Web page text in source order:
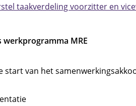
taakverdeling voorzitter en
werkprogramma MRE
start van het